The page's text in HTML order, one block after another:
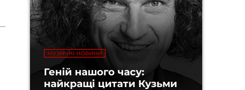
МУЗИЧНІ НОВИНИ
Геній нашого часу:
найкращі цитати Кузьми